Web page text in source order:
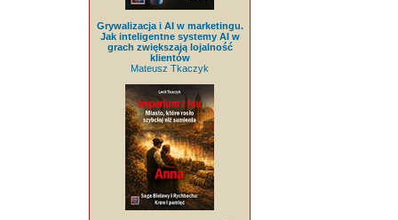
Grywalizacja i AI w marketingu.
Jak inteligentne systemy AI w
grach zwiększają lojalność
klientów
Mateusz Tkaczyk